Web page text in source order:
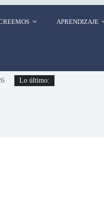
APRENDIZAJE
Lo último: